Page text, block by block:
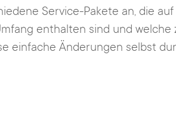
Service-Pakete an, die auf
enthalten sind und welche
einfache Änderungen selbst